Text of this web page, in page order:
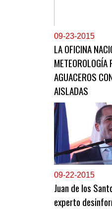
09-23-2015
LA OFICINA
AGUACEROS
AISLADAS
09-22-2015
Juan de los
experto